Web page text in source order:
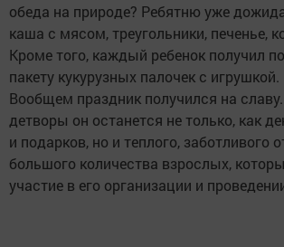
обеда на природе? Ребятню уже
каша с мясом, треугольники, печенье,
Кроме того, каждый ребенок получил
пакету кукурузных палочек с игрушкой.
Вообщем праздник получился на
детворы он останется не только, как
и подарков, но и теплого, заботливого
большого количества взрослых,
участие в его организации и